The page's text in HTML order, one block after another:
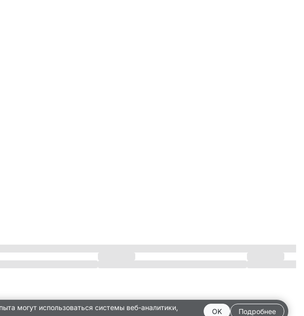
могут использоваться системы веб-аналитики,
OK Подробнее